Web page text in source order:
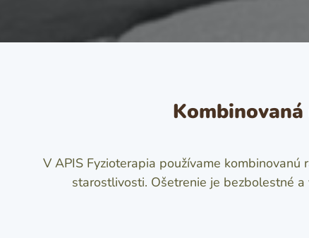
V APIS Fyzioterapia používame
starostlivosti. Ošetrenie je bezbolestné